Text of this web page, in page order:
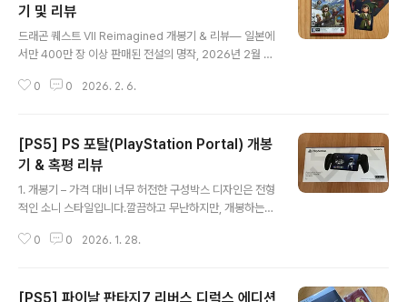
기액션 RPG로의 변화, 진화인가 단절인가FF16은 기존 시
리즈와 다르게완전한 싱글 캐릭터 액션 RPG를 선택했다.
파티 시스템 사실상 삭제전투의 중심은 오직 주인공 한 명
전략보다는 반응과 조작이 핵심이 되는 구조이 선택 자체
가 문제라고 보지는 않는다.문제는 이 변화가파이널 판타
기 및 리뷰
드래곤 퀘스트 VII Reimagined 개봉기 & 리뷰― 일본에
서만 400만 장 이상 판매된 전설의 명작, 2026년 2월 5
그 자체라고 해도 과언이 아니다.그중에서도 드래곤 퀘스
은 과거 3DS로 한 차례 리메이크가 되었고,이번이 사실상
두 번째 리메이크라고 볼 수 있다. 더보기개봉기패키지를
열어보면케이스 안쪽에 원작 PS1판 일러스트가 그대로 들
어가 있다.이 부분은 올드 팬이라면 꽤 반가운 요소다.요즘
게임들은 내부 아트가 생략되는 경우도 많은데,이런 작은
부분에서 제작진의 애정을 느낄 수 있다.또한 초회 특전으
0 0 2026. 2. 6.
[PS5] PS 포탈(PlayStation Portal) 개봉
기 & 혹평 리뷰
1. 개봉기 – 가격 대비 너무 허전한 구성박스 디자인은 전형
적인 소니 스타일입니다.깔끔하고 무난하지만, 개봉하는
전부입니다.PS 포탈 본체USB-C 케이블간단한 설명서 더
보다 크고, 무겁다.”화면 중앙에 8인치 LCD,좌우에 듀얼센
0 0 2026. 1. 28.
[PS5] 파이날 판타지7 리버스 디럭스 에디션